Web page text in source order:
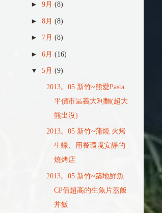
► 9月 (8)
► 8月 (8)
► 7月 (8)
► 6月 (16)
▼ 5月 (9)
2013。05 新竹~熊愛Pasta
平價市區義大利麵(超大
熊出沒)
2013。05 新竹~蒲燒 火烤
生蠔、用餐環境安靜的
燒烤店
2013。05 新竹~築地鮮魚
CP值超高的生魚片蓋飯
丼飯